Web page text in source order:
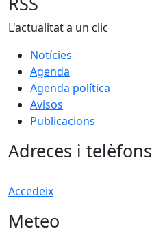
L'actualitat a un clic
Notícies
Agenda
Agenda política
Avisos
Publicacions
Adreces i telèfons
Accedeix
Meteo